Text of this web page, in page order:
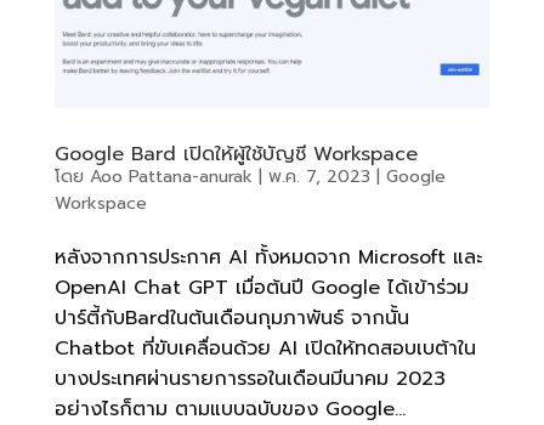
Google Bard เปิดให้ผู้ใช้บัญชี Workspace
โดย Aoo Pattana-anurak | พ.ค. 7, 2023 | Google
Workspace
หลังจากการประกาศ AI ทั้งหมดจาก Microsoft และ
OpenAI Chat GPT เมื่อต้นปี Google ได้เข้าร่วม
ปาร์ตี้กับBardในต้นเดือนกุมภาพันธ์ จากนั้น
Chatbot ที่ขับเคลื่อนด้วย AI เปิดให้ทดสอบเบต้าใน
บางประเทศผ่านรายการรอในเดือนมีนาคม 2023
อย่างไรก็ตาม ตามแบบฉบับของ Google...